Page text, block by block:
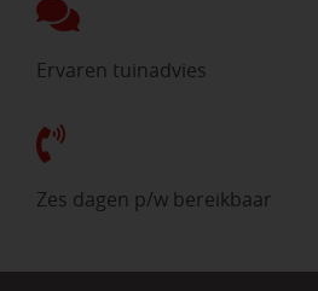
Ervaren tuinadvies
Zes dagen p/w bereikbaar